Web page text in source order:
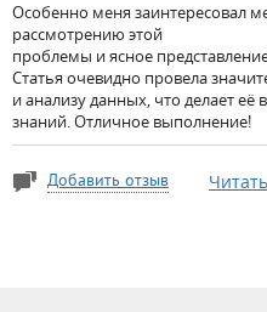
Особенно меня заинтересовал
рассмотрению этой
проблемы и ясное
Статья очевидно провела
и анализу данных, что делает
знаний. Отличное выполнение!
Добавить отзыв